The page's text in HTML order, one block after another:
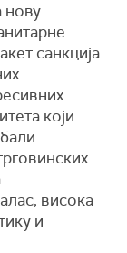
нову
санкција
који
висока
и